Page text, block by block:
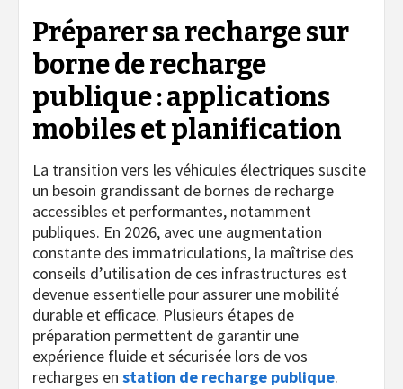
Préparer sa recharge sur
borne de recharge
publique : applications
mobiles et planification
La transition vers les véhicules électriques suscite
un besoin grandissant de bornes de recharge
accessibles et performantes, notamment
publiques. En 2026, avec une augmentation
constante des immatriculations, la maîtrise des
conseils d’utilisation de ces infrastructures est
devenue essentielle pour assurer une mobilité
durable et efficace. Plusieurs étapes de
préparation permettent de garantir une
expérience fluide et sécurisée lors de vos
recharges en station de recharge publique.